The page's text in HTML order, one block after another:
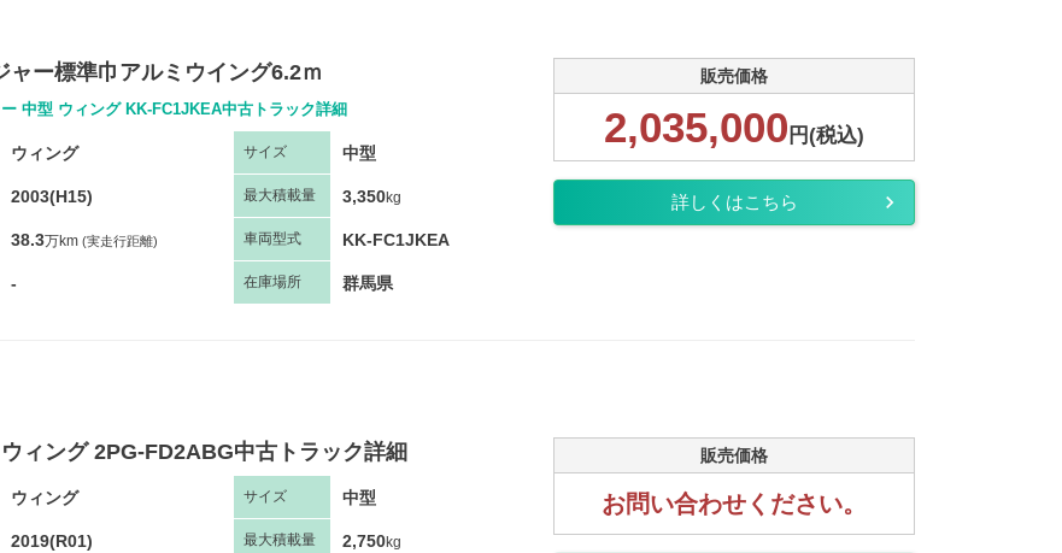
ャー標準巾アルミウイング6.2ｍ
中型 ウィング KK-FC1JKEA中古トラック詳細
ウィング サイズ 中型
2003(H15) 最大積載量 3,350kg
38.3万km (実走行距離) 車両型式 KK-FC1JKEA
- 在庫場所 群馬県
販売価格
2,035,000 円(税込)
詳しくはこちら
ィング 2PG-FD2ABG中古トラック詳細
ウィング サイズ 中型
2019(R01) 最大積載量 2,750kg
販売価格
お問い合わせください。